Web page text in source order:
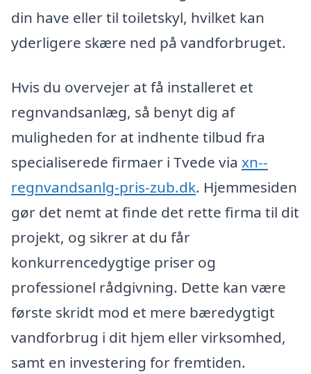
din have eller til toiletskyl, hvilket kan
yderligere skære ned på vandforbruget.
Hvis du overvejer at få installeret et
regnvandsanlæg, så benyt dig af
muligheden for at indhente tilbud fra
specialiserede firmaer i Tvede via xn--
regnvandsanlg-pris-zub.dk. Hjemmesiden
gør det nemt at finde det rette firma til dit
projekt, og sikrer at du får
konkurrencedygtige priser og
professionel rådgivning. Dette kan være
første skridt mod et mere bæredygtigt
vandforbrug i dit hjem eller virksomhed,
samt en investering for fremtiden.